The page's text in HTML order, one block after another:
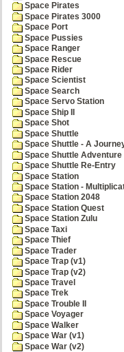
Space Pirates
Space Pirates 3000
Space Port
Space Pussies
Space Ranger
Space Rescue
Space Rider
Space Scientist
Space Search
Space Servo Station
Space Ship II
Space Shot
Space Shuttle
Space Shuttle - A
Space Shuttle Adventure
Space Shuttle Re-Entry
Space Station
Space Station -
Space Station 2048
Space Station Quest
Space Station Zulu
Space Taxi
Space Thief
Space Trader
Space Trap (v1)
Space Trap (v2)
Space Travel
Space Trek
Space Trouble II
Space Voyager
Space Walker
Space War (v1)
Space War (v2)